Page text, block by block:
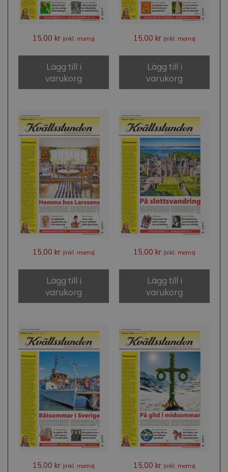
15,00 kr (inkl. moms)
Lägg till i
varukorg
15,00 kr (inkl. moms)
Lägg till i
varukorg
15,00 kr (inkl. moms)
Lägg till i
varukorg
15,00 kr (inkl. moms)
Lägg till i
varukorg
15,00 kr (inkl. moms) 15,00 kr (inkl. moms)